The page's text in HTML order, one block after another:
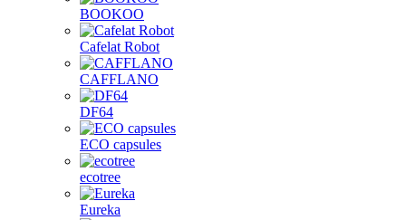
BOOKOO
Cafelat Robot
CAFFLANO
DF64
ECO capsules
ecotree
Eureka